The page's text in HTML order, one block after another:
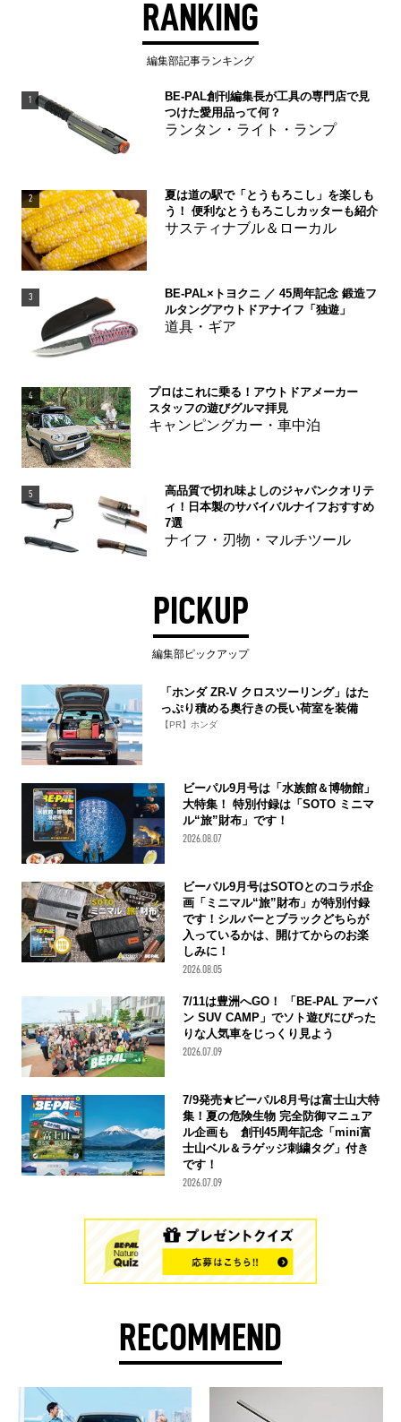
RANKING
編集部記事ランキング
1
BE-PAL創刊編集長が工具の専門店で見
つけた愛用品って何？
ランタン・ライト・ランプ
2
夏は道の駅で「とうもろこし」を楽しも
う！ 便利なとうもろこしカッターも紹介
サスティナブル＆ローカル
3
BE-PAL×トヨクニ ／ 45周年記念 鍛造フ
ルタングアウトドアナイフ「独遊」
道具・ギア
4
プロはこれに乗る！アウトドアメーカー
スタッフの遊びグルマ拝見
キャンピングカー・車中泊
5
高品質で切れ味よしのジャパンクオリテ
ィ！日本製のサバイバルナイフおすすめ
7選
ナイフ・刃物・マルチツール
PICKUP
編集部ピックアップ
「ホンダ ZR-V クロスツーリング」はた
っぷり積める奥行きの長い荷室を装備
【PR】ホンダ
ビーパル9月号は「水族館＆博物館」
大特集！ 特別付録は「SOTO ミニマ
ル“旅”財布」です！
2026.08.07
ビーパル9月号はSOTOとのコラボ企
画「ミニマル“旅”財布」が特別付録
です！シルバーとブラックどちらが
入っているかは、開けてからのお楽
しみに！
2026.08.05
7/11は豊洲へGO！ 「BE-PAL アーバ
ン SUV CAMP」でソト遊びにぴった
りな人気車をじっくり見よう
2026.07.09
7/9発売★ビーパル8月号は富士山大特
集！夏の危険生物 完全防御マニュア
ル企画も 創刊45周年記念「mini富
士山ベル＆ラゲッジ刺繍タグ」付き
です！
2026.07.09
RECOMMEND